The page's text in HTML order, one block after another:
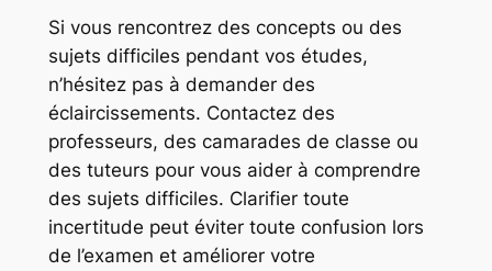
Si vous rencontrez des concepts ou des
sujets difficiles pendant vos études,
n’hésitez pas à demander des
éclaircissements. Contactez des
professeurs, des camarades de classe ou
des tuteurs pour vous aider à comprendre
des sujets difficiles. Clarifier toute
incertitude peut éviter toute confusion lors
de l’examen et améliorer votre